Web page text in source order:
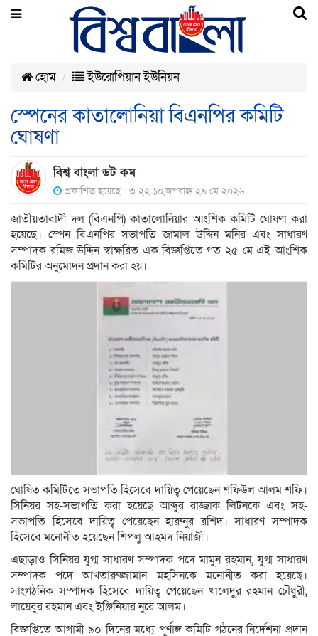
হোম ইউরোপিয়ান ইউনিয়ন
স্পেনের কাতালোনিয়া বিএনপির কমিটি
ঘোষণা
বিশ্ব বাংলা ডট কম
প্রকাশিত হয়েছে : ৩:২২:১০,অপরাহ্ন ২৯ মে ২০২৬
জাতীয়তাবাদী দল (বিএনপি) কাতালোনিয়ার আংশিক কমিটি ঘোষণা করা
হয়েছে। স্পেন বিএনপির সভাপতি জামাল উদ্দিন মনির এবং সাধারণ
সম্পাদক রমিজ উদ্দিন স্বাক্ষরিত এক বিজ্ঞপ্তিতে গত ২৫ মে এই আংশিক
কমিটির অনুমোদন প্রদান করা হয়।
ঘোষিত কমিটিতে সভাপতি হিসেবে দায়িত্ব পেয়েছেন শফিউল আলম শফি।
সিনিয়র সহ-সভাপতি করা হয়েছে আব্দুর রাজ্জাক লিটনকে এবং সহ-
সভাপতি হিসেবে দায়িত্ব পেয়েছেন হারুনুর রশিদ। সাধারণ সম্পাদক
হিসেবে মনোনীত হয়েছেন শিপলু আহমদ নিয়াজী।
এছাড়াও সিনিয়র যুগ্ম সাধারণ সম্পাদক পদে মামুন রহমান, যুগ্ম সাধারণ
সম্পাদক পদে আখতারুজ্জামান মহসিনকে মনোনীত করা হয়েছে।
সাংগঠনিক সম্পাদক হিসেবে দায়িত্ব পেয়েছেন খালেদুর রহমান চৌধুরী,
লায়েবুর রহমান এবং ইঞ্জিনিয়ার নুরে আলম।
বিজ্ঞপ্তিতে আগামী ৯০ দিনের মধ্যে পূর্ণাঙ্গ কমিটি গঠনের নির্দেশনা প্রদান